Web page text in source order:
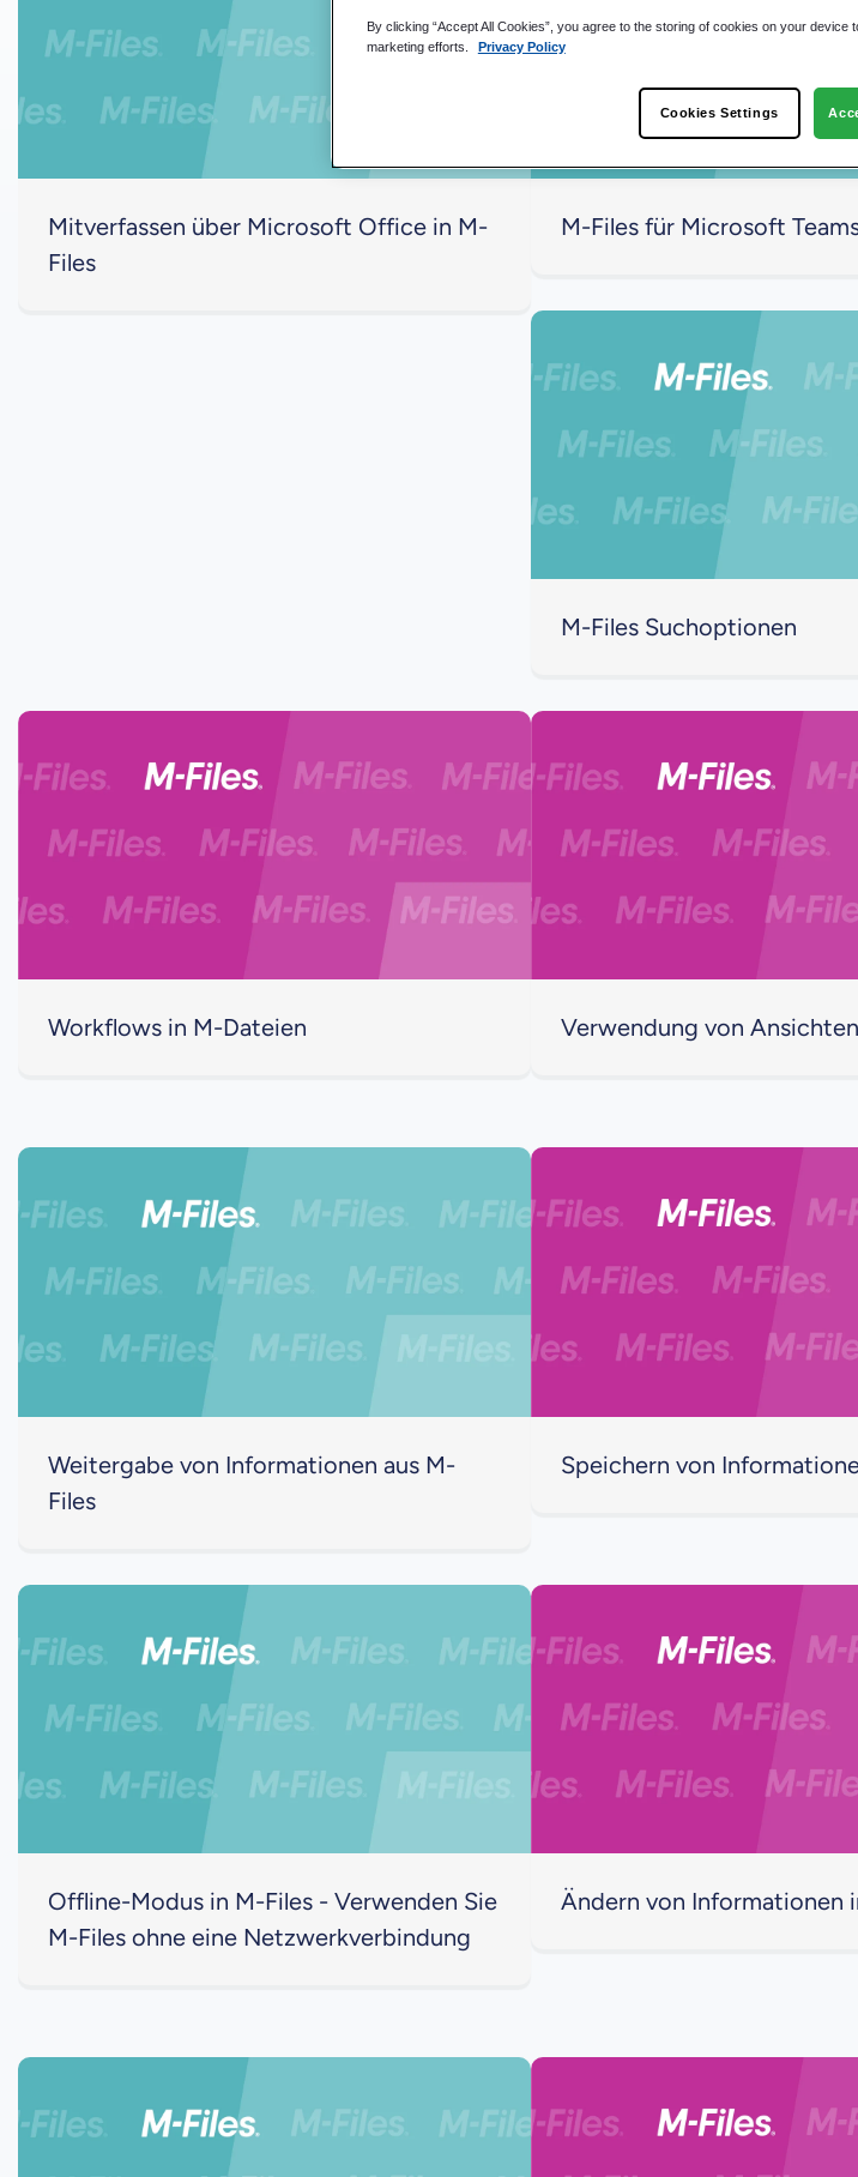
Mitverfassen über Microsoft Office in M-
Files
M-Files für Microsoft
M-Files Suchoptionen
Workflows in M-Dateien Verwendung von
Weitergabe von Informationen aus M-
Files
Speichern von
Offline-Modus in M-Files - Verwenden Sie
M-Files ohne eine Netzwerkverbindung
Ändern von Informationen
By clicking “Accept All Cookies”, you agree to the storing of cookies on your
marketing efforts.
Privacy Policy
Cookies Settings